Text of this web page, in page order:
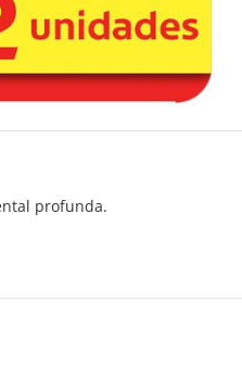
profunda.